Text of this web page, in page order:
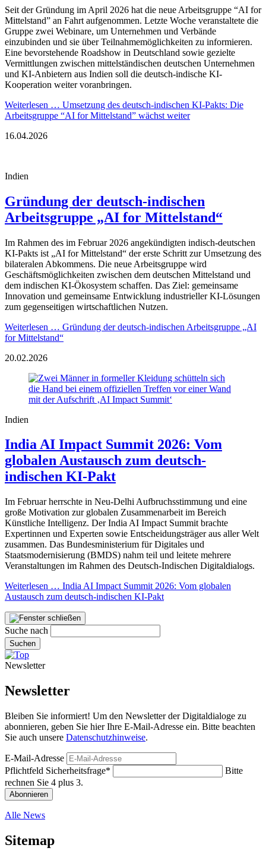
Seit der Gründung im April 2026 hat die neue Arbeitsgruppe “AI for
Mittelstand” an Fahrt aufgenommen. Letzte Woche veranstaltete die
Gruppe zwei Webinare, um Unternehmen und Verbände
einzubinden und sie über Teilnahmemöglichkeiten zu informieren.
Eine bevorstehende Roadshow in Deutschland sowie gezielte
Vermittlungen zwischen mittelständischen deutschen Unternehmen
und KI-Anbietern aus Indien soll die deutsch-indische KI-
Kooperation weiter voranbringen.
Weiterlesen … Umsetzung des deutsch-indischen KI-Pakts: Die
Arbeitsgruppe “AI for Mittelstand” wächst weiter
16.04.2026
Indien
Gründung der deutsch-indischen
Arbeitsgruppe „AI for Mittelstand“
Im Rahmen des im Februar 2026 angekündigten indisch-deutschen
KI-Pakts ist „AI for Mittelstand“ der erste Schritt zur Umsetzung des
bilateralen Abkommens. Die neue Arbeitsgruppe wird
Geschäftsmöglichkeiten zwischen dem deutschen Mittelstand und
dem indischen KI-Ökosystem schaffen. Das Ziel: gemeinsame
Innovation und gemeinsame Entwicklung industrieller KI-Lösungen
zum gegenseitigen wirtschaftlichen Nutzen.
Weiterlesen … Gründung der deutsch-indischen Arbeitsgruppe „AI
for Mittelstand“
20.02.2026
Indien
India AI Impact Summit 2026: Vom
globalen Austausch zum deutsch-
indischen KI-Pakt
Im Februar herrschte in Neu-Delhi Aufbruchsstimmung und eine
große Motivation zur globalen Zusammenarbeit im Bereich
Künstliche Intelligenz. Der India AI Impact Summit brachte
Expertinnen und Experten sowie Entscheidungsträger aus aller Welt
zusammen. Das Bundesministerium für Digitales und
Staatsmodernisierung (BMDS) nahm teil und leitete mehrere
Veranstaltungen im Rahmen des Deutsch-Indischen Digitaldialogs.
Weiterlesen … India AI Impact Summit 2026: Vom globalen
Austausch zum deutsch-indischen KI-Pakt
Suche nach
Suchen
Newsletter
Newsletter
Bleiben Sie informiert! Um den Newsletter der Digitaldialoge zu
abonnieren, geben Sie hier Ihre E-Mail-Adresse ein. Bitte beachten
Sie auch unsere Datenschutzhinweise.
E-Mail-Adresse
Pflichtfeld Sicherheitsfrage*
Bitte
rechnen Sie 4 plus 3.
Abonnieren
Alle News
Sitemap